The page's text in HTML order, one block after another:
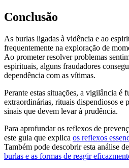
Conclusão
As burlas ligadas à vidência e ao
frequentemente na exploração de
Ao prometer resolver problemas
espirituais, alguns fraudadores
dependência com as vítimas.
Perante estas situações, a vigilância é
extraordinárias, rituais dispendiosos e
sinais que devem levar à prudência.
Para aprofundar os reflexos de
este guia que explica os reflexos
Também pode descobrir esta análise
burlas e as formas de reagir